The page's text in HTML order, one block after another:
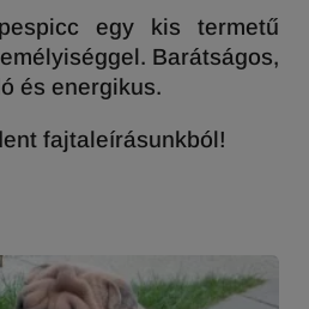
egy kis termetű
Barátságos,
és energikus.
fajtaleírásunkból!